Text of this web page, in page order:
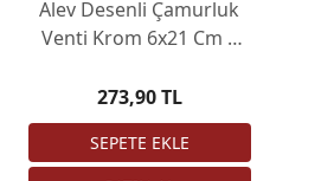
Alev Desenli Çamurluk
Venti Krom 6x21 Cm 2
273,90 TL